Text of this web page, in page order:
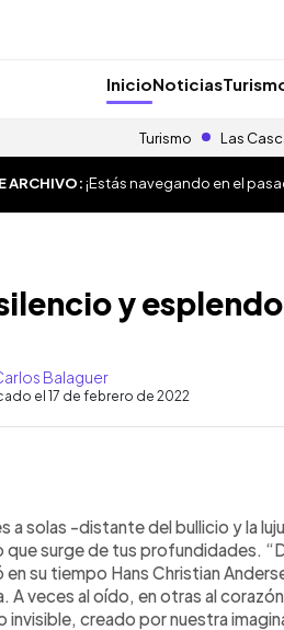
InicioNoticias
Turismo Las
ARCHIVO:¡Estás navegando en el
y
Balaguer
el 17 de febrero de 2022
artículo
a solas -distante del bullicio y la
que surge de tus profundidades.
en su tiempo Hans Christian
A veces al oído, en otras al
invisible, creado por nuestra